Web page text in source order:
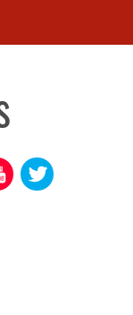
YouTube